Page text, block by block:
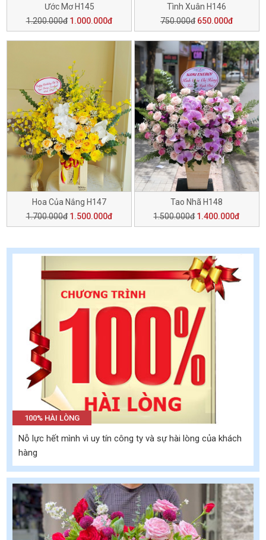
Ước Mơ H145
1.200.000đ 1.000.000đ
Tình Xuân H146
750.000đ 650.000đ
Hoa Của Nắng H147
1.700.000đ 1.500.000đ
Tao Nhã H148
1.500.000đ 1.400.000đ
100% HÀI LÒNG
Nỗ lực hết mình vì uy tín công ty và sự hài lòng của khách
hàng